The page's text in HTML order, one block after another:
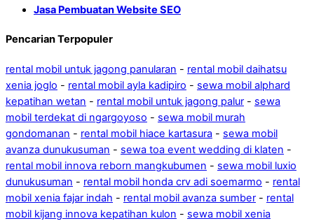
Jasa Pembuatan Website SEO
Pencarian Terpopuler
rental mobil untuk jagong panularan - rental mobil daihatsu
xenia joglo - rental mobil ayla kadipiro - sewa mobil alphard
kepatihan wetan - rental mobil untuk jagong palur - sewa
mobil terdekat di ngargoyoso - sewa mobil murah
gondomanan - rental mobil hiace kartasura - sewa mobil
avanza dunukusuman - sewa toa event wedding di klaten -
rental mobil innova reborn mangkubumen - sewa mobil luxio
dunukusuman - rental mobil honda crv adi soemarmo - rental
mobil xenia fajar indah - rental mobil avanza sumber - rental
mobil kijang innova kepatihan kulon - sewa mobil xenia